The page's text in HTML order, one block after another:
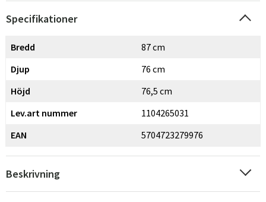
Specifikationer
Bredd
87 cm
Djup
76 cm
Höjd
76,5 cm
Lev.art nummer
1104265031
EAN
5704723279976
Beskrivning